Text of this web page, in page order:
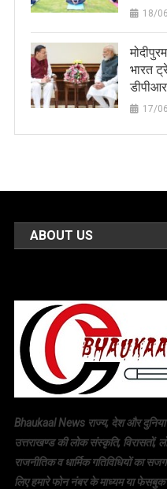
18/
भारत
17/
ABOUT US
Bhaukaal News राज्य, देश और
उत्तराखण्ड की लोक संस्कृति, विरासतों,
राजनीतिक व धार्मिक गतिविधियों का
लिए हमारे फोन नंबर के माध्यम या